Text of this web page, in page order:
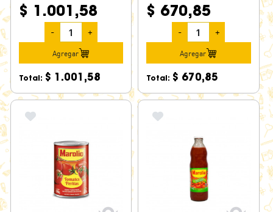
$ 1.001,58
- +
Agregar
Total: $ 1.001,58
$ 670,85
- +
Agregar
Total: $ 670,85